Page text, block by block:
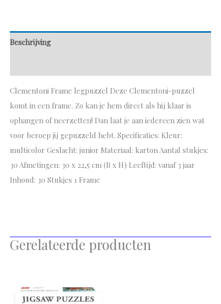
Beschrijving
Clementoni Frame legpuzzel Deze Clementoni-puzzel
komt in een frame. Zo kan je hem direct als hij klaar is
ophangen of neerzetten! Dan laat je aan iedereen zien wat
voor beroep jij gepuzzeld hebt. Specificaties: Kleur:
multicolor Geslacht: junior Materiaal: karton Aantal stukjes:
30 Afmetingen: 30 x 22,5 cm (B x H) Leeftijd: vanaf 3 jaar
Inhoud: 30 Stukjes 1 Frame
Gerelateerde producten